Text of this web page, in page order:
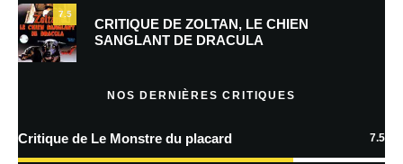
Prévenez-moi de tous les nouveaux commentaires par e-mail.
Prévenez-moi de tous les nouveaux articles par e-mail.
En savoir
7.5
CRITIQUE DE ZOLTAN, LE CHIEN
SANGLANT DE DRACULA
NOS DERNIÈRES CRITIQUES
Critique de Le Monstre du placard 7.5